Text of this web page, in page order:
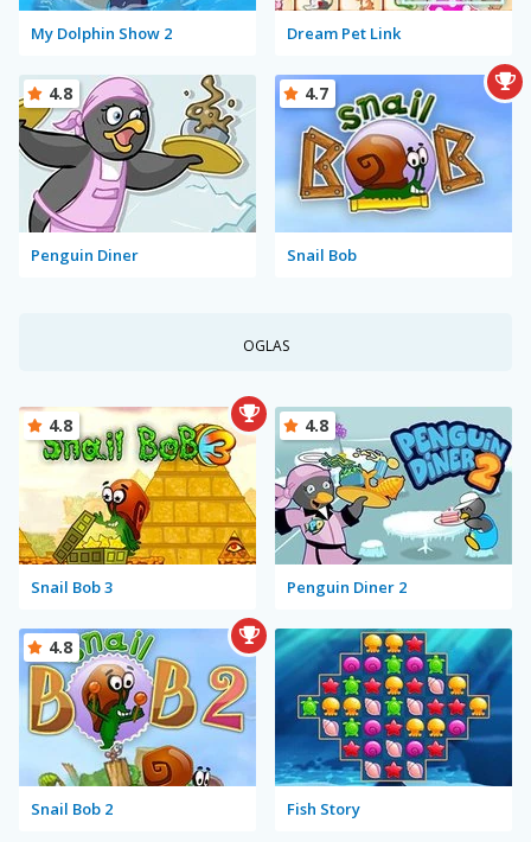
My Dolphin Show 2 Dream Pet Link
Penguin Diner
4.8
Snail Bob
4.7
OGLAS
Snail Bob 3
4.8
Penguin Diner 2
4.8
Snail Bob 2
4.8
Fish Story